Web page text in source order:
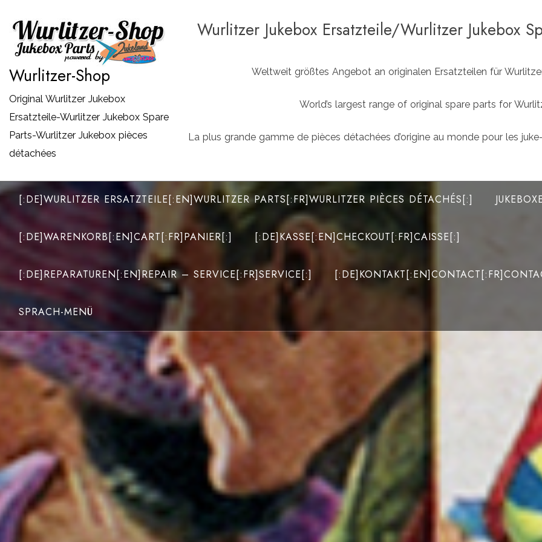
Inhalt
springen
Wurlitzer-Shop
Original Wurlitzer Jukebox
Ersatzteile-Wurlitzer Jukebox Spare
Parts-Wurlitzer Jukebox pièces
détachées
Wurlitzer Jukebox Ersatzteile/Wurlitzer Jukebox
Weltweit größtes Angebot an originalen Ersatzteilen für
World’s largest range of original spare parts for
La plus grande gamme de pièces détachées d’origine au monde pour les
[:DE]WURLITZER ERSATZTEILE[:EN]WURLITZER PARTS[:FR]WURLITZER PIÈCES DÉTACHÉS[:]
[:DE]WARENKORB[:EN]CART[:FR]PANIER[:] [:DE]KASSE[:EN]CHECKOUT[:FR]CAISSE[:]
[:DE]REPARATUREN[:EN]REPAIR – SERVICE[:FR]SERVICE[:]
SPRACH-MENÜ